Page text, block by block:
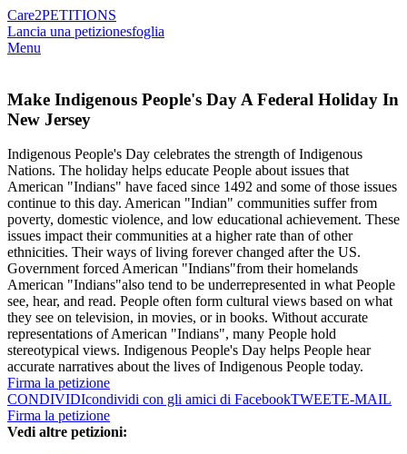
Care2PETITIONS
Lancia una petizionesfoglia
Menu
Make Indigenous People's Day A Federal Holiday In
New Jersey
Indigenous People's Day celebrates the strength of Indigenous
Nations. The holiday helps educate People about issues that
American "Indians" have faced since 1492 and some of those issues
continue to this day. American "Indian" communities suffer from
poverty, domestic violence, and low educational achievement. These
issues impact their communities at a higher rate than of other
ethnicities. Their ways of living forever changed after the US.
Government forced American "Indians"from their homelands
American "Indians"also tend to be underrepresented in what People
see, hear, and read. People often form cultural views based on what
they see on television, in movies, or in books. Without accurate
representations of American "Indians", many People hold
stereotypical views. Indigenous People's Day helps People hear
accurate narratives about the lives of Indigenous People today.
Firma la petizione
CONDIVIDIcondividi con gli amici di FacebookTWEETE-MAIL
Firma la petizione
Vedi altre petizioni: